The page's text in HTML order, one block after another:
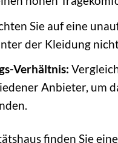
Sie auf eine
der Kleidung
Verhältnis:
Anbieter, um
finden Sie